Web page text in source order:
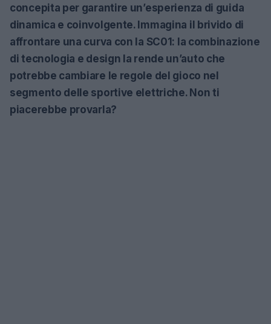
concepita per garantire un’esperienza di guida
dinamica e coinvolgente. Immagina il brivido di
affrontare una curva con la SC01: la combinazione
di tecnologia e design la rende un’auto che
potrebbe cambiare le regole del gioco nel
segmento delle sportive elettriche. Non ti
piacerebbe provarla?